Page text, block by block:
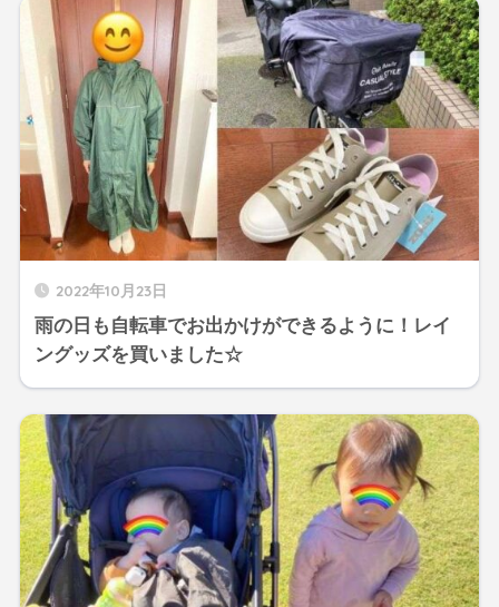
2022年10月23日
雨の日も自転車でお出かけができるように！レイ
ングッズを買いました☆